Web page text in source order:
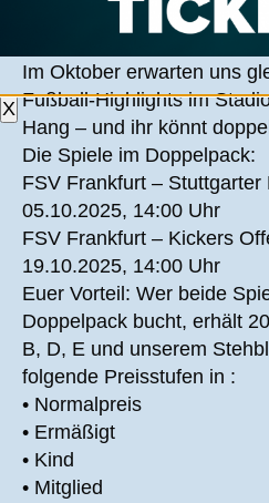
ZWEI TOPSPIELE, EIN
Im Oktober erwarten uns
Fußball-Highlights im
Hang – und ihr könnt
Die Spiele im Doppelpack:
FSV Frankfurt – Stuttgarter
05.10.2025, 14:00 Uhr
FSV Frankfurt – Kickers
19.10.2025, 14:00 Uhr
Euer Vorteil: Wer beide
Doppelpack bucht, erhält
B, D, E und unserem
folgende Preisstufen in :
• Normalpreis
• Ermäßigt
• Kind
• Mitglied
X